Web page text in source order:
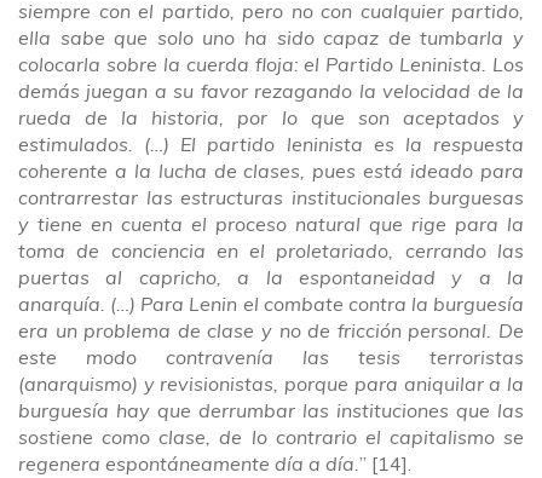
siempre con el partido, pero no con cualquier partido,
ella sabe que solo uno ha sido capaz de tumbarla y
colocarla sobre la cuerda floja: el Partido Leninista. Los
demás juegan a su favor rezagando la velocidad de la
rueda de la historia, por lo que son aceptados y
estimulados. (…) El partido leninista es la respuesta
coherente a la lucha de clases, pues está ideado para
contrarrestar las estructuras institucionales burguesas
y tiene en cuenta el proceso natural que rige para la
toma de conciencia en el proletariado, cerrando las
puertas al capricho, a la espontaneidad y a la
anarquía. (…) Para Lenin el combate contra la burguesía
era un problema de clase y no de fricción personal. De
este modo contravenía las tesis terroristas
(anarquismo) y revisionistas, porque para aniquilar a la
burguesía hay que derrumbar las instituciones que las
sostiene como clase, de lo contrario el capitalismo se
regenera espontáneamente día a día.” [14].